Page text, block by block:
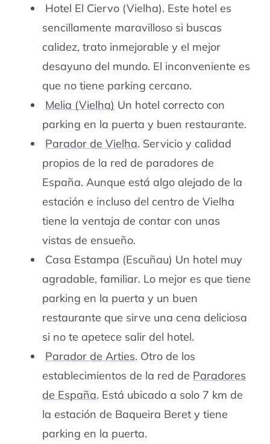
Hotel El Ciervo (Vielha). Este hotel es
sencillamente maravilloso si buscas
calidez, trato inmejorable y el mejor
desayuno del mundo. El inconveniente es
que no tiene parking cercano.
Melia (Vielha) Un hotel correcto con
parking en la puerta y buen restaurante.
Parador de Vielha. Servicio y calidad
propios de la red de paradores de
España. Aunque está algo alejado de la
estación e incluso del centro de Vielha
tiene la ventaja de contar con unas
vistas de ensueño.
Casa Estampa (Escuñau) Un hotel muy
agradable, familiar. Lo mejor es que tiene
parking en la puerta y un buen
restaurante que sirve una cena deliciosa
si no te apetece salir del hotel.
Parador de Arties. Otro de los
establecimientos de la red de Paradores
de España. Está ubicado a solo 7 km de
la estación de Baqueira Beret y tiene
parking en la puerta.